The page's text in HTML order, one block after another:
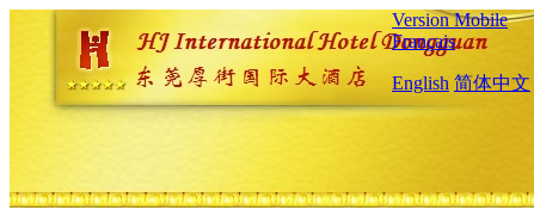
Version Mobile
Français
English 简体中文